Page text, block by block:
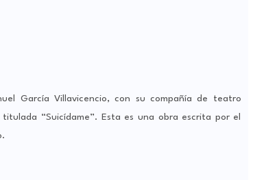
García Villavicencio, con su compañía de teatro
titulada “Suicídame”. Esta es una obra escrita por el